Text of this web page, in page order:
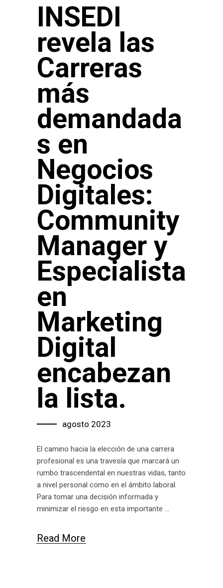
INSEDI
revela las
Carreras
más
demandada
s en
Negocios
Digitales:
Community
Manager y
Especialista
en
Marketing
Digital
encabezan
la lista.
agosto 2023
El camino hacia la elección de una carrera
profesional es una travesía que marcará un
rumbo trascendental en nuestras vidas, tanto
a nivel personal como en el ámbito laboral.
Para tomar una decisión informada y
minimizar el riesgo en esta importante
Read More